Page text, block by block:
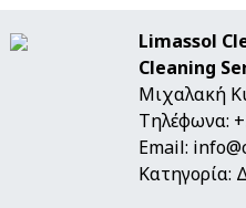
Limassol
Cleaning
Μιχαλακή
Τηλέφωνα:
Email:
Κατηγορία: